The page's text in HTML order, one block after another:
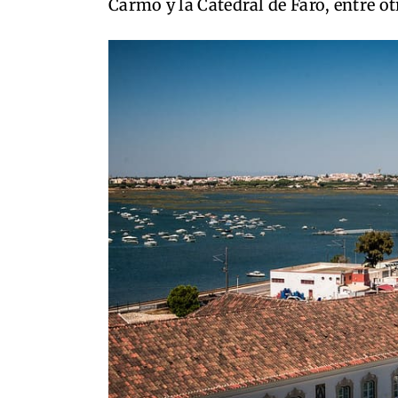
Carmo y la Catedral de Faro, entre